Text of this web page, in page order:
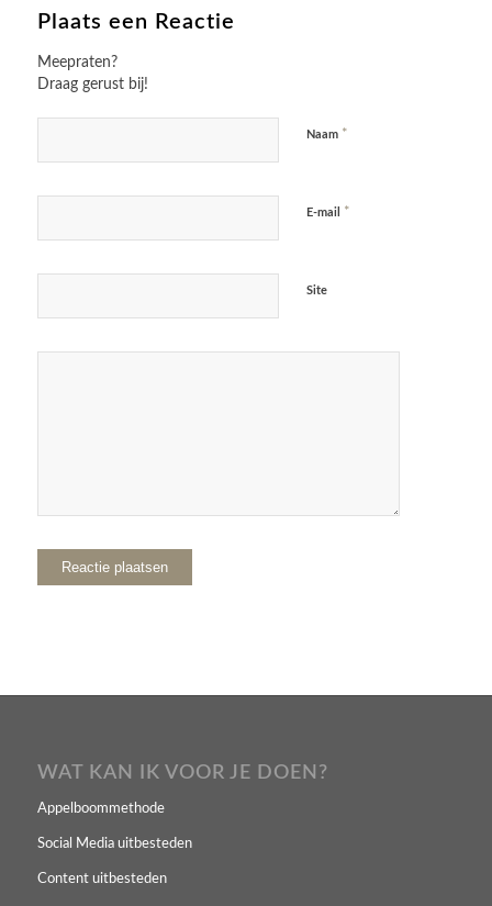
Plaats een Reactie
Meepraten?
Draag gerust bij!
Naam *
E-mail *
Site
WAT KAN IK VOOR JE DOEN?
Appelboommethode
Social Media uitbesteden
Content uitbesteden